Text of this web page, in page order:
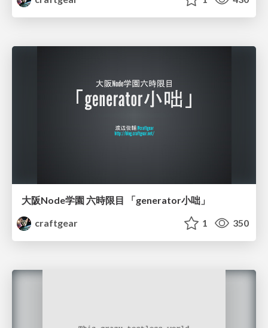
大阪Node学園 六時限目 「generator小咄」
craftgear
1 350